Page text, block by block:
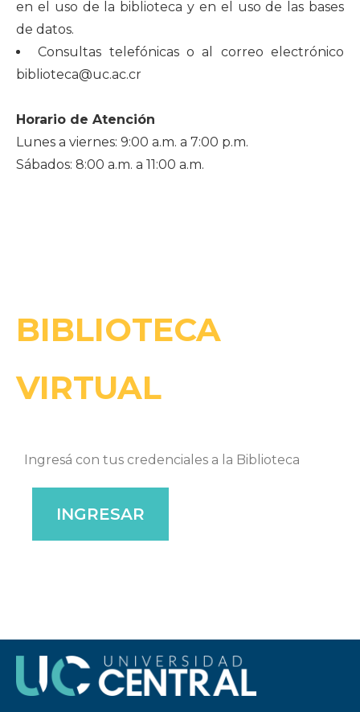
en el uso de la biblioteca y en el uso de las bases
de datos.
Consultas telefónicas o al correo electrónico
biblioteca@uc.ac.cr
Horario de Atención
Lunes a viernes: 9:00 a.m. a 7:00 p.m.
Sábados: 8:00 a.m. a 11:00 a.m.
BIBLIOTECA
VIRTUAL
Ingresá con tus credenciales a la Biblioteca
INGRESAR